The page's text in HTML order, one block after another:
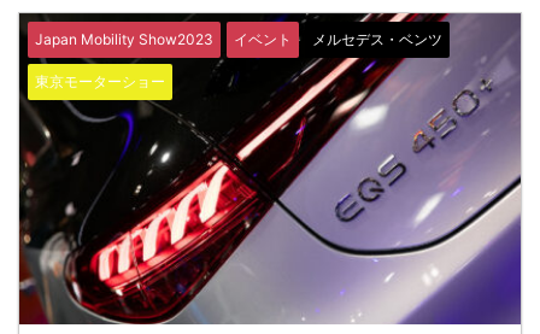
Japan Mobility Show2023 イベント メルセデス・ベンツ
東京モーターショー